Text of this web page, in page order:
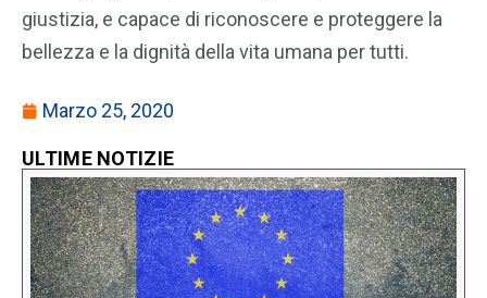
giustizia, e capace di riconoscere e proteggere la
bellezza e la dignità della vita umana per tutti.
Marzo 25, 2020
ULTIME NOTIZIE